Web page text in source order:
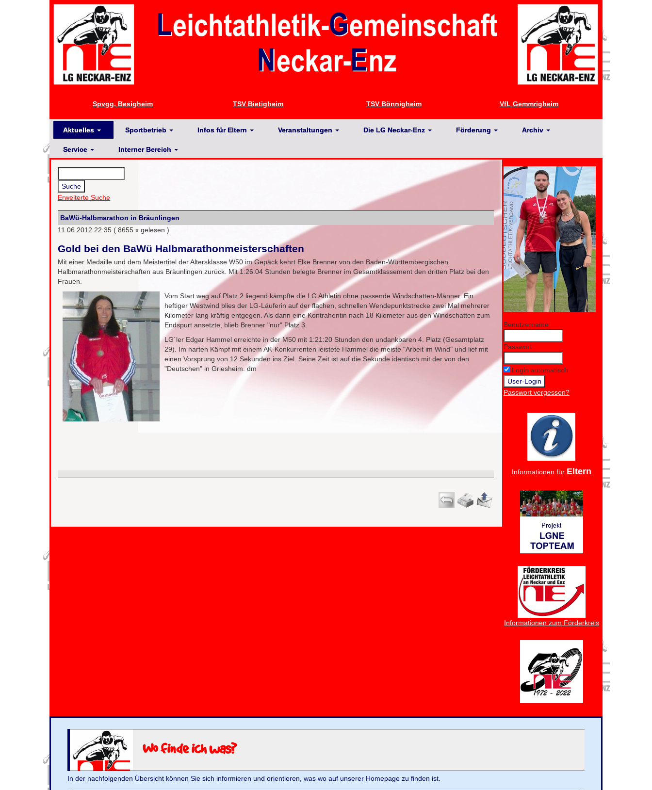
Spvgg. Besigheim TSV Bietigheim TSV Bönnigheim VfL Gemmrigheim
Aktuelles Sportbetrieb Infos für Eltern Veranstaltungen Die LG Neckar-Enz Förderung Archiv
Service Interner Bereich
Erweiterte Suche
BaWü-Halbmarathon in Bräunlingen
11.06.2012 22:35 ( 8655 x gelesen )
Gold bei den BaWü Halbmarathonmeisterschaften
Mit einer Medaille und dem Meistertitel der Altersklasse W50 im Gepäck kehrt Elke Brenner von den Baden-Württembergischen
Halbmarathonmeisterschaften aus Bräunlingen zurück. Mit 1:26:04 Stunden belegte Brenner im Gesamtklassement den dritten Platz bei den
Frauen.
Vom Start weg auf Platz 2 liegend kämpfte die LG Athletin ohne passende Windschatten-Männer. Ein
heftiger Westwind blies der LG-Läuferin auf der flachen, schnellen Wendepunktstrecke zwei Mal mehrerer
Kilometer lang kräftig entgegen. Als dann eine Kontrahentin nach 18 Kilometer aus den Windschatten zum
Endspurt ansetzte, blieb Brenner "nur" Platz 3.
LG´ler Edgar Hammel erreichte in der M50 mit 1:21:20 Stunden den undankbaren 4. Platz (Gesamtplatz
29). Im harten Kämpf mit einem AK-Konkurrenten leistete Hammel die meiste "Arbeit im Wind" und lief mit
einen Vorsprung von 12 Sekunden ins Ziel. Seine Zeit ist auf die Sekunde identisch mit der von den
"Deutschen" in Griesheim. dm
Benutzername:
Passwort:
Login automatisch
Passwort vergessen?
Informationen für Eltern
Informationen zum Förderkreis
Wo finde ich was?
In der nachfolgenden Übersicht können Sie sich informieren und orientieren, was wo auf unserer Homepage zu finden ist.